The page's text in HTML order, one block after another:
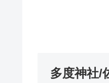
多度神社/